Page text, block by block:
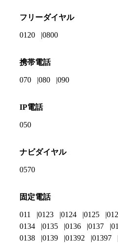
フリーダイヤル
0120 0800
携帯電話
070 080 090
IP電話
050
ナビダイヤル
0570
固定電話
011 0123 0124 0125
0134
0135 0136 0137
0138
0139 01392 01397